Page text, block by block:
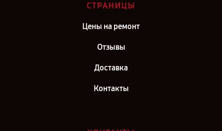
СТРАНИЦЫ
Цены на ремонт
Отзывы
Доставка
Контакты